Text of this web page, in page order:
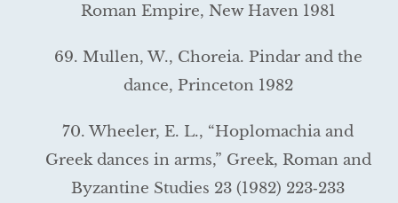
Roman Empire, New Haven 1981
69. Mullen, W., Choreia. Pindar and the
dance, Princeton 1982
70. Wheeler, E. L., “Hoplomachia and
Greek dances in arms,” Greek, Roman and
Byzantine Studies 23 (1982) 223‑233